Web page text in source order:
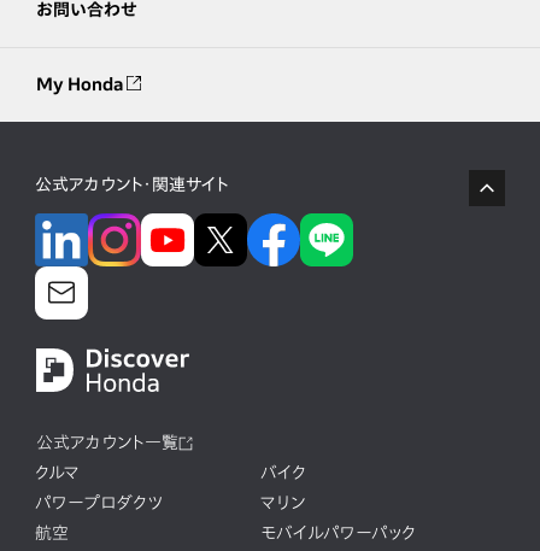
お問い合わせ
My Honda
公式アカウント・関連サイト
公式アカウント一覧
クルマ
バイク
パワープロダクツ
マリン
航空
モバイルパワーパック